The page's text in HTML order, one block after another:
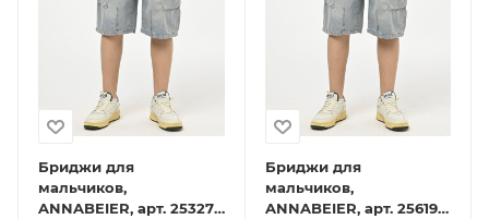
Бриджи для
мальчиков,
ANNABEIER, арт. 25327-
Бриджи для
мальчиков,
ANNABEIER, арт. 25619-